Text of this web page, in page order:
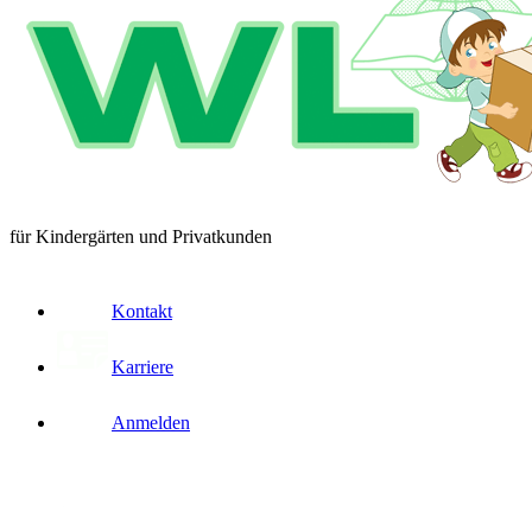
für Kindergärten und Privatkunden
Kontakt
Karriere
Anmelden